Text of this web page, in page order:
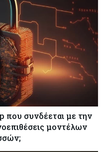
που συνδέεται με την
μοντέλων